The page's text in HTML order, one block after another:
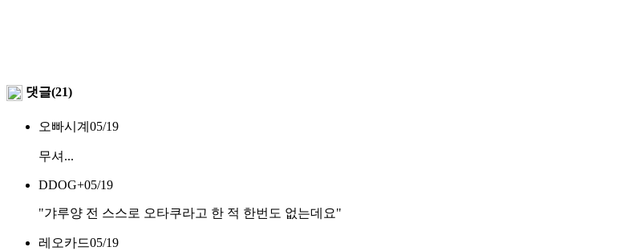
댓글(21)
오빠시계 05/19
무셔...
DDOG+05/19
"갸루양 전 스스로 오타쿠라고 한 적 한번도 없는데요"
레오카드05/19